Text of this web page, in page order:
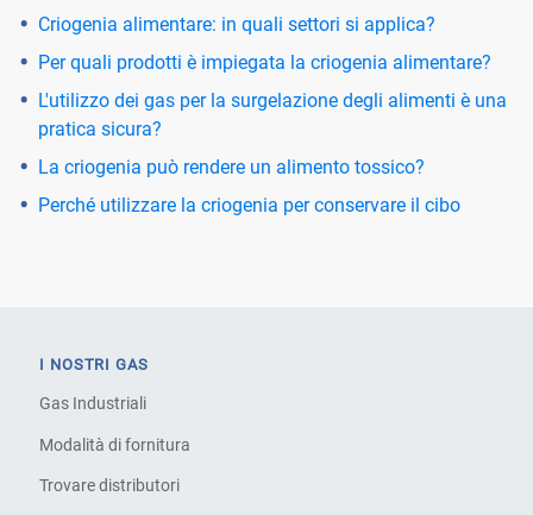
Criogenia alimentare: in quali settori si applica?
Per quali prodotti è impiegata la criogenia alimentare?
L'utilizzo dei gas per la surgelazione degli alimenti è una
pratica sicura?
La criogenia può rendere un alimento tossico?
Perché utilizzare la criogenia per conservare il cibo
I NOSTRI GAS
Gas Industriali
Modalità di fornitura
Trovare distributori